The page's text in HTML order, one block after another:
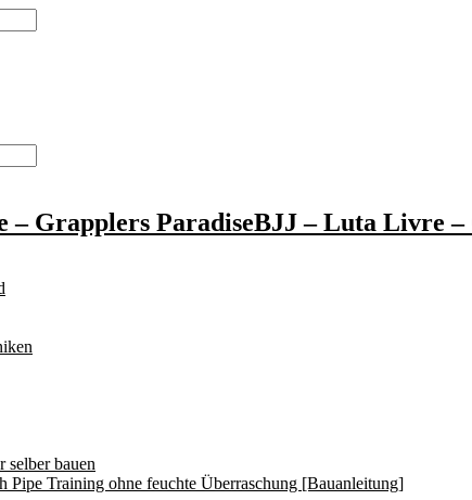
BJJ – Luta Livre –
selber bauen
Pipe Training ohne feuchte Überraschung [Bauanleitung]